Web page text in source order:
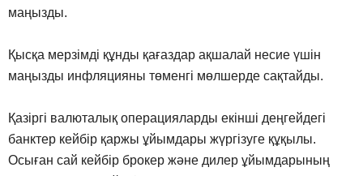
маңызды.
Қысқа мерзімді құнды қағаздар ақшалай несие үшін
маңызды инфляцияны төменгі мөлшерде сақтайды.
Қазіргі валюталық операцияларды екінші деңгейдегі
банктер кейбір қаржы ұйымдары жүргізуге құқылы.
Осыған сай кейбір брокер және дилер ұйымдарының